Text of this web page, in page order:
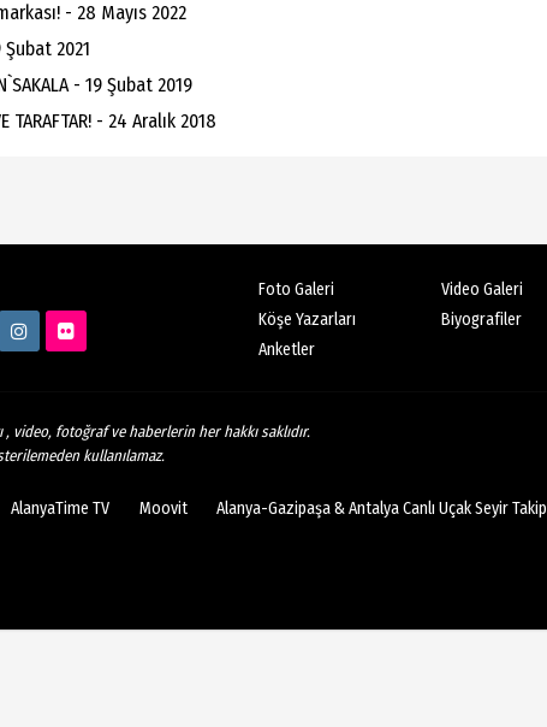
- 28 Mayıs 2022
2021
- 19 Şubat 2019
TARAFTAR! - 24 Aralık 2018
Foto Galeri
Video Galeri
Köşe Yazarları
Biyografiler
Anketler
, video, fotoğraf ve haberlerin her hakkı saklıdır.
kullanılamaz.
AlanyaTime TV Moovit Alanya-Gazipaşa & Antalya Canlı Uçak Seyir Takip